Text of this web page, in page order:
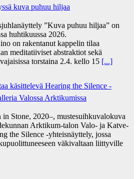
kuva puhuu hiljaa
”Kuva puhuu hiljaa” on
huhtikuussa 2026.
on rakentanut kappelin tilaa
meditatiiviset abstraktiot sekä
torstaina 2.4. kello 15 [...]
käsittelevä Hearing the Silence -
Valossa Arktikumissa
Stone, 2020–, mustesuihkuvalokuva
Arktikum-talon Valo- ja Katve-
the Silence -yhteisnäyttely, jossa
väkivaltaan liittyville